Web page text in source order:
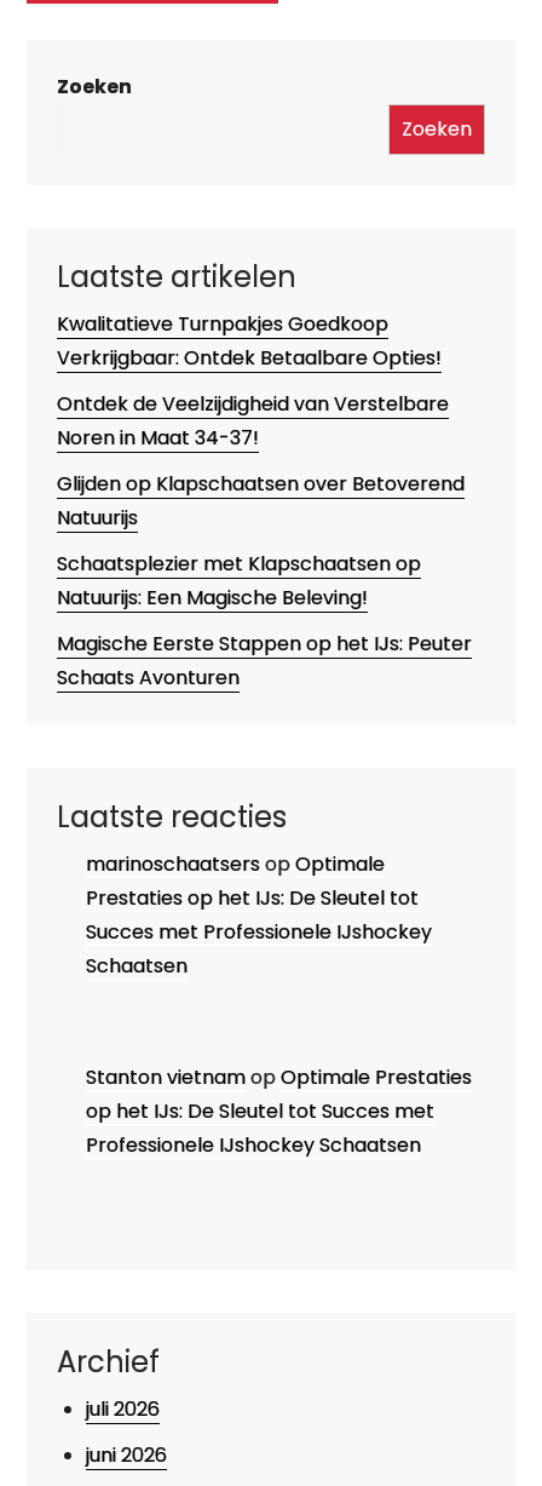
Zoeken
Zoeken
Laatste artikelen
Kwalitatieve Turnpakjes Goedkoop
Verkrijgbaar: Ontdek Betaalbare Opties!
Ontdek de Veelzijdigheid van Verstelbare
Noren in Maat 34-37!
Glijden op Klapschaatsen over Betoverend
Natuurijs
Schaatsplezier met Klapschaatsen op
Natuurijs: Een Magische Beleving!
Magische Eerste Stappen op het IJs: Peuter
Schaats Avonturen
Laatste reacties
marinoschaatsersopOptimale
Prestaties op het IJs: De Sleutel tot
Succes met Professionele IJshockey
Schaatsen
Stanton vietnamopOptimale Prestaties
op het IJs: De Sleutel tot Succes met
Professionele IJshockey Schaatsen
Archief
juli 2026
juni 2026